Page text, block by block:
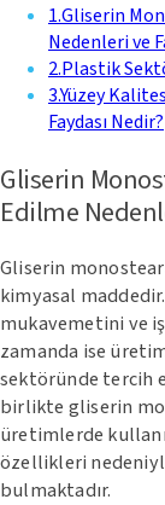
1.Gliserin
Nedenleri ve
2.Plastik
3.Yüzey
Faydası Nedir?
Gliserin
Edilme
Gliserin
kimyasal
mukavemetini ve
zamanda ise
sektöründe tercih
birlikte gliserin
üretimlerde
özellikleri
bulmaktadır.